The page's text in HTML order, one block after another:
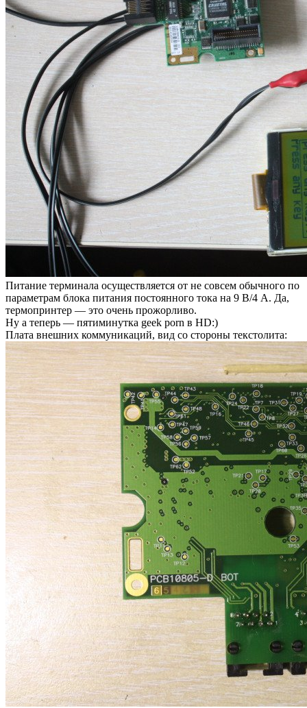
Питание терминала осуществляется от не совсем обычного по
параметрам блока питания постоянного тока на 9 В/4 А. Да,
термопринтер — это очень прожорливо.
Ну а теперь — пятиминутка geek porn в HD:)
Плата внешних коммуникаций, вид со стороны текстолита: